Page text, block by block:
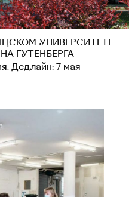
УНИВЕРСИТЕТЕ
ГУТЕНБЕРГА
Дедлайн: 7 мая